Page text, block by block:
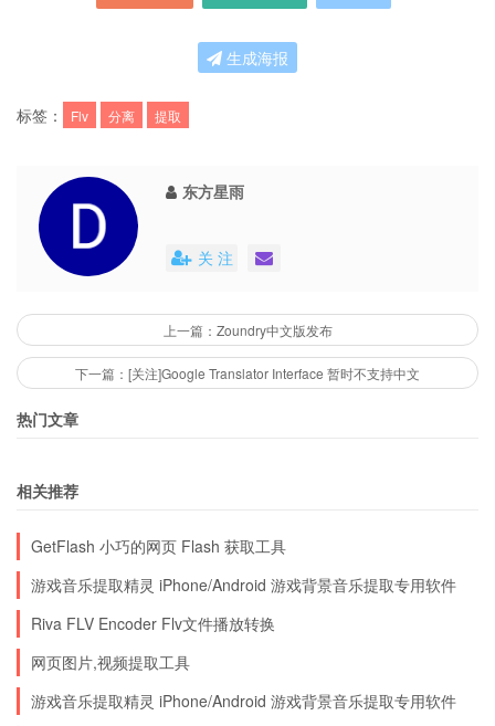
生成海报
标签： Flv 分离 提取
东方星雨
关 注
上一篇：Zoundry中文版发布
下一篇：[关注]Google Translator Interface 暂时不支持中文
热门文章
相关推荐
GetFlash 小巧的网页 Flash 获取工具
游戏音乐提取精灵 iPhone/Android 游戏背景音乐提取专用软件
Riva FLV Encoder Flv文件播放转换
网页图片,视频提取工具
游戏音乐提取精灵 iPhone/Android 游戏背景音乐提取专用软件